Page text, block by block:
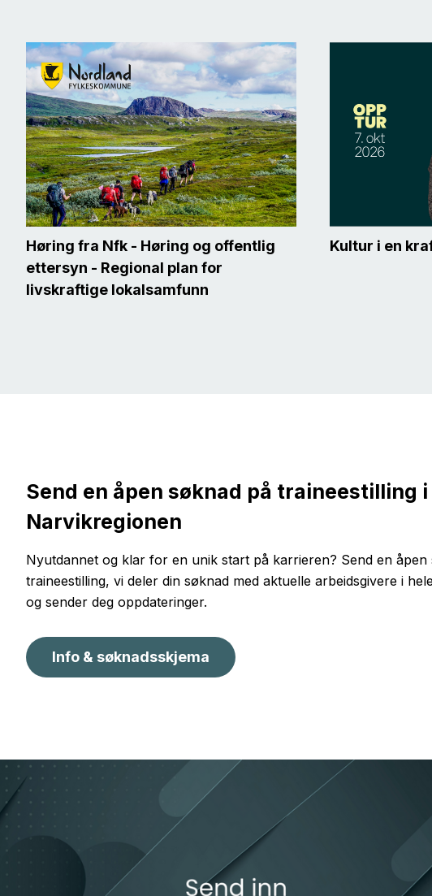
Høring fra Nfk - Høring og offentlig
ettersyn - Regional plan for
livskraftige lokalsamfunn
Kultur i en
Send en åpen søknad på traineestilling i
Narvikregionen
Nyutdannet og klar for en unik start på karrieren? Send en åpen
traineestilling, vi deler din søknad med aktuelle arbeidsgivere i
og sender deg oppdateringer.
Info & søknadsskjema